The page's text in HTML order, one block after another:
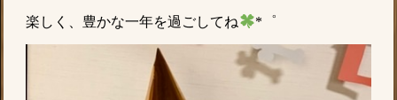
楽しく、豊かな一年を過ごしてね *゜